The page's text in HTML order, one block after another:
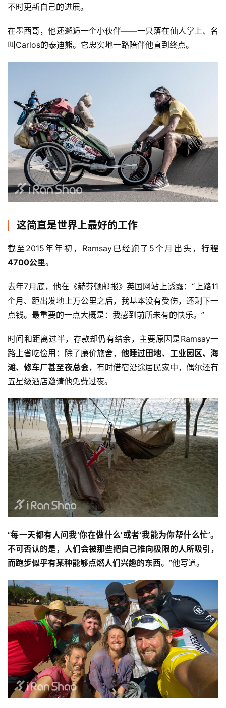
不时更新自己的进展。
在墨西哥，他还邂逅一个小伙伴——一只落在仙人掌上、名
叫Carlos的泰迪熊。它忠实地一路陪伴他直到终点。
这简直是世界上最好的工作
截至2015年年初，Ramsay已经跑了5个月出头， 行程
4700公里。
去年7月底，他在《赫芬顿邮报》英国网站上透露：“上路11
个月、距出发地上万公里之后，我基本没有受伤，还剩下一
点钱。最重要的一点大概是：我感到前所未有的快乐。”
时间和距离过半，存款却仍有结余，主要原因是Ramsay一
路上省吃俭用：除了廉价旅舍，他睡过田地、工业园区、海
滩、修车厂甚至夜总会，有时借宿沿途居民家中，偶尔还有
五星级酒店邀请他免费过夜。
“每一天都有人问我‘你在做什么’或者‘我能为你帮什么忙’。
不可否认的是，人们会被那些把自己推向极限的人所吸引，
而跑步似乎有某种能够点燃人们兴趣的东西。”他写道。